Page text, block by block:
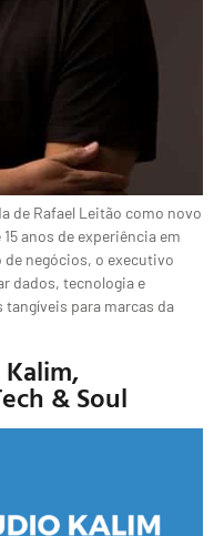
de Rafael Leitão como novo
anos de experiência em
negócios, o executivo
dados, tecnologia e
para marcas da
& Soul